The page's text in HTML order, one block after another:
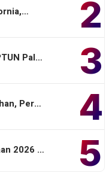
2
3
Pal…
4
Per…
5
2026 …